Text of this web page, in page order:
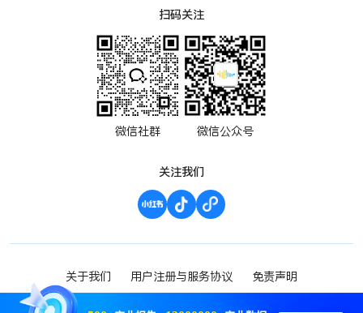
扫码关注
微信社群 微信公众号
关注我们
关于我们 用户注册与服务协议 免责声明